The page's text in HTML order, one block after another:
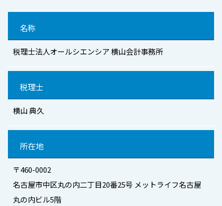
名称
税理士法人オールシエンシア 横山会計事務所
税理士
横山 典久
所在地
〒460-0002
名古屋市中区丸の内二丁目20番25号 メットライフ名古屋
丸の内ビル5階